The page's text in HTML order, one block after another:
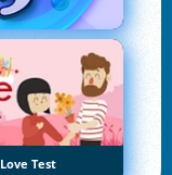
Love Test